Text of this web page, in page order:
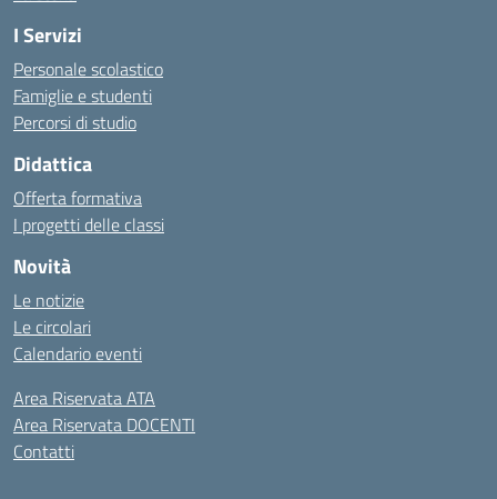
I Servizi
Personale scolastico
Famiglie e studenti
Percorsi di studio
Didattica
Offerta formativa
I progetti delle classi
Novità
Le notizie
Le circolari
Calendario eventi
Area Riservata ATA
Area Riservata DOCENTI
Contatti